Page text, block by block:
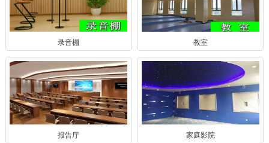
录音棚 教室
报告厅 家庭影院